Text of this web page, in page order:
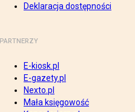
Deklaracja dostępności
PARTNERZY
E-kiosk.pl
E-gazety.pl
Nexto.pl
Mała księgowość